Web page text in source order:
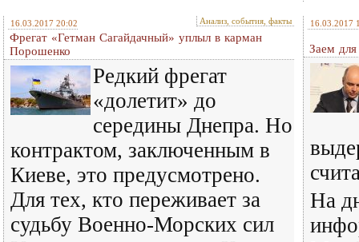
16.03.2017 20:02 Анализ, события, факты
Фрегат «Гетман Сагайдачный» уплыл в карман
Порошенко
Редкий фрегат
«долетит» до
середины Днепра. Но
контрактом, заключенным в
Киеве, это предусмотрено.
Для тех, кто переживает за
судьбу Военно-Морских сил
16.03.2017
Заем для
На